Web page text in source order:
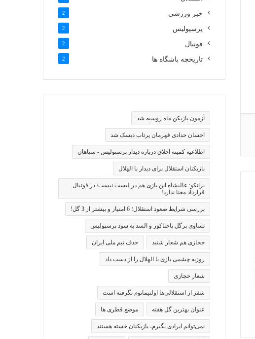
خبر ورزشی 2
پرسپولیس 2
فوتبال 2
تاریخچه باشگاه ها 2
آزمون بازیکن ماه روسیه شد
احسان حدادی قهرمان پرتاب دیسک شد
اطلاعیه کمیته اخلاق درباره دیدار پرسپولیس - سپاهان
بازیکنان استقلال برای دیدار با الهلال
برانکو: عالیشاه این بازی هم در لیست نیست/ در فوتبال
قرارداد معنا ندارد!
بررسی شرایط صعود استقلال؛ 6 امتیاز و بیشتر از 3 گل!
تساوی پرگل پاختاکور و السد به سود پرسپولیس
حجازی هم شعار شنید حذف تیم ملی ایران
روزبه چشمی بازی با الهلال را از دست داد
شعار حجازی
شفر از استقلالی‌ها اولتیماتوم نگرفته است
عنوان بهترین گل هفته موضع قطری ها
نمی‌توانم ایرادی بگیرم، بازیکنان خسته هستند